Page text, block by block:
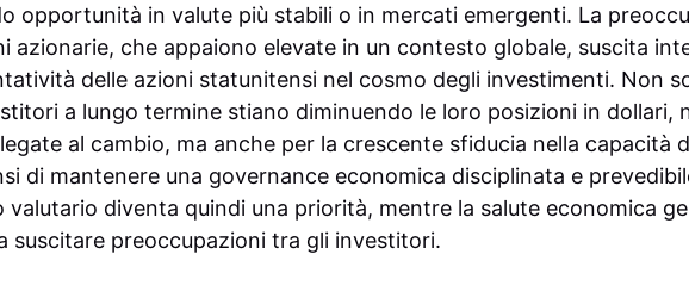
opportunità in valute più stabili o in mercati emergenti. La
azionarie, che appaiono elevate in un contesto globale, suscita
delle azioni statunitensi nel cosmo degli investimenti. Non
a lungo termine stiano diminuendo le loro posizioni in dollari,
al cambio, ma anche per la crescente sfiducia nella capacità
di mantenere una governance economica disciplinata e
valutario diventa quindi una priorità, mentre la salute economica
suscitare preoccupazioni tra gli investitori.